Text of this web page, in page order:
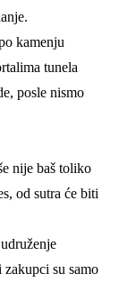
kamenju
tunela
posle nismo
nije baš toliko
od sutra će biti
su samo